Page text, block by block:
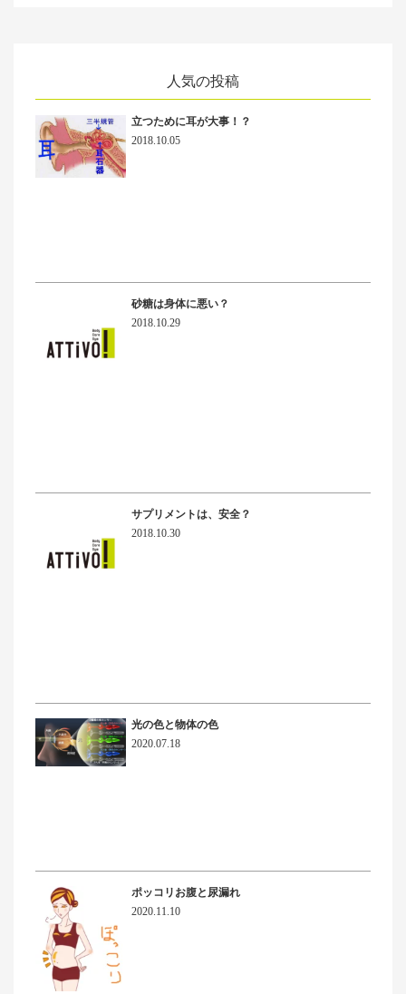
人気の投稿
立つために耳が大事！？
2018.10.05
砂糖は身体に悪い？
2018.10.29
サプリメントは、安全？
2018.10.30
光の色と物体の色
2020.07.18
ポッコリお腹と尿漏れ
2020.11.10